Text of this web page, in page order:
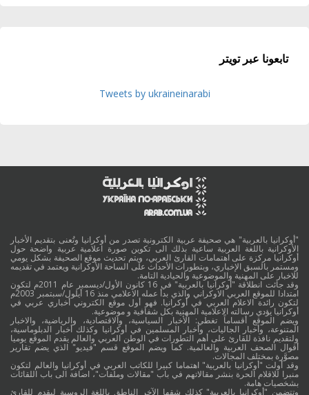
تابعونا عبر تويتر
Tweets by ukraineinarabi
"أوكرانيا بالعربية" هي صحيفة عربية الكترونية تصدر من أوكرانيا وتُعنى بتقديم الأخبار
الأوكرانية باللغة العربية ساعية بذلك الى تكوين صورة اعلامية عربية واضحة حول
أوكرانيا مركزة على اهتمامات القارئ العربي، ويتم تحديث موقع الصحيفة بشكل يومي
ومستمر بالسبق الإخباري، وبتطورات الأحداث على الساحة الأوكرانية ويعتمد في تقديمه
للاخبار على المهنية والموضوعية والحيادية التامة.
وقد جائت انطلاقة "أوكرانيا بالعربية" في 16 كانون الأول/ديسمبر عام 2011م لتكون
امتدادا للموقع العربي الاوكراني والذي بدأ عمله الاعلامي منذ 16 أيلول/سبتمبر 2003م
لتكون رائدة الاعلام العربي في أوكرانيا. فهو أول موقع الكتروني أخباري عربي في
أوكرانيا يؤدي رسالته الاعلامية المهنية بكل شفافية و موضوعية.
ويضم الموقع أقساماً تغطي: الأخبار السياسية، والاقتصادية، والرياضية، والاخبار
المتنوعة، وأخبار الجاليات، وأخبار المسلمين في أوكرانيا وكذلك أخبار الدبلوماسية،
ولتقديم نافذة للقارئ على أهم التطورات في الوطن العربي والعالم يقدم الموقع يوميا
أقوال الصحف العربية والعالمية. كما ويضم الموقع قسم "فيديو" الذي يضم تقارير
مصوَّرة بمختلف المجالات.
وقد أولت "أوكرانيا بالعربية" اهتماما كبيرا للكاتب العربي في أوكرانيا والعالم لتكون
منبرا للاقلام الحرة بنشر مقالاتهم في باب "مقالات وملفات"، اضافة الى باب اللقائات
بشخصيات هامة.
وتتضمن "أوكرانيا بالعربية" كذلك شقها الآخر الناطق باللغة الروسية ليقدم للقارئ